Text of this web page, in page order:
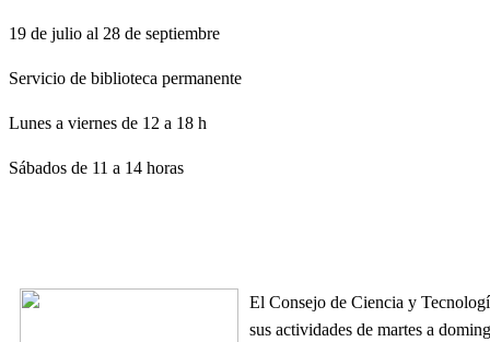
19 de julio al 28 de septiembre
Servicio de biblioteca permanente
Lunes a viernes de 12 a 18 h
Sábados de 11 a 14 horas
El Consejo de Ciencia y
sus actividades de martes a